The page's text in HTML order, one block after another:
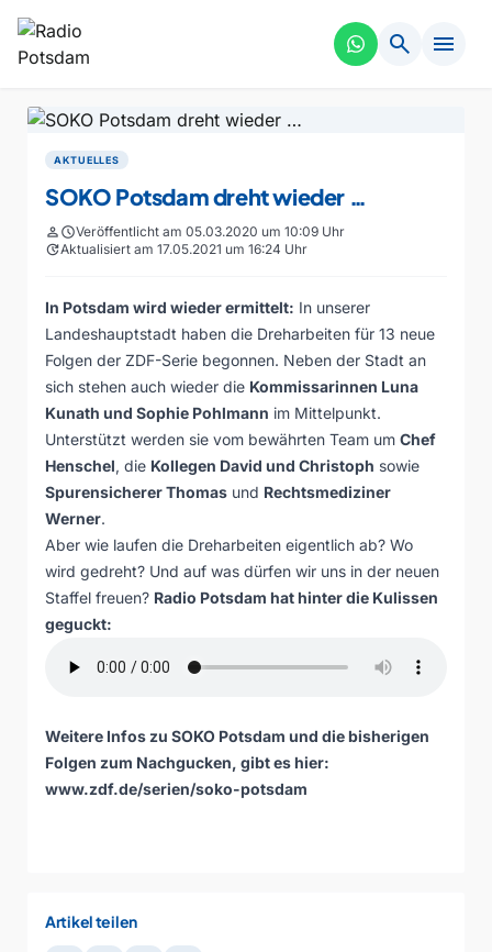
search menu
AKTUELLES
SOKO Potsdam dreht wieder …
personscheduleVeröffentlicht am 05.03.2020 um 10:09 Uhr
updateAktualisiert am 17.05.2021 um 16:24 Uhr
In Potsdam wird wieder ermittelt: In unserer
Landeshauptstadt haben die Dreharbeiten für 13 neue
Folgen der ZDF-Serie begonnen. Neben der Stadt an
sich stehen auch wieder die Kommissarinnen Luna
Kunath und Sophie Pohlmann im Mittelpunkt.
Unterstützt werden sie vom bewährten Team um Chef
Henschel, die Kollegen David und Christoph sowie
Spurensicherer Thomas und Rechtsmediziner
Werner.
Aber wie laufen die Dreharbeiten eigentlich ab? Wo
wird gedreht? Und auf was dürfen wir uns in der neuen
Staffel freuen? Radio Potsdam hat hinter die Kulissen
geguckt:
Weitere Infos zu SOKO Potsdam und die bisherigen
Folgen zum Nachgucken, gibt es hier:
www.zdf.de/serien/soko-potsdam
Artikel teilen